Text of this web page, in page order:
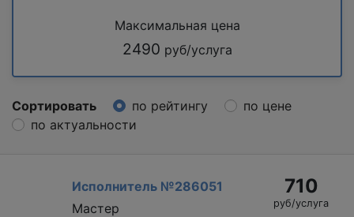
Максимальная цена
2490 руб/услуга
Сортировать по рейтингу
по цене
по актуальности
Исполнитель №286051
Мастер
710
руб/услуга